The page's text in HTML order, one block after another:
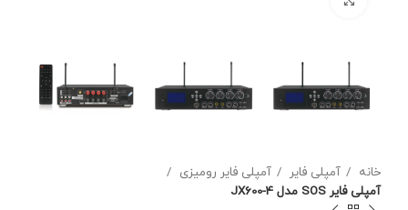
خانه آمپلی فایر
آمپلی فایر رومیزی
آمپلی فایر SOS مدل JX600-4